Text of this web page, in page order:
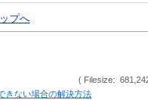
プへ
( Filesize:
きない場合の解決方法